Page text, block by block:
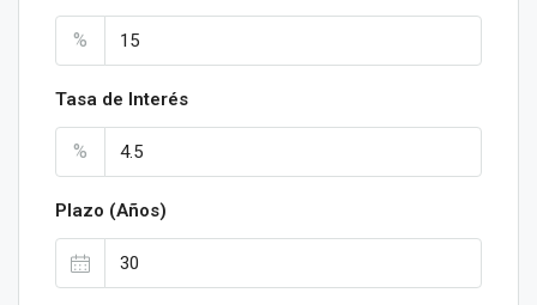
%
Tasa de Interés
%
Plazo (Años)